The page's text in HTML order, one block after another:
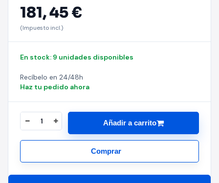
181,45 €
(Impuesto incl.)
En stock: 9 unidades disponibles
Recíbelo en 24/48h
Haz tu pedido ahora
Añadir a carrito
Comprar